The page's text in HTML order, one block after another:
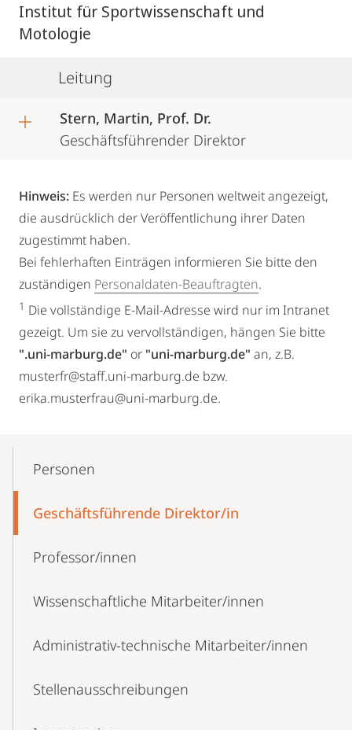
Institut für Sportwissenschaft und
Motologie
Leitung
Stern, Martin, Prof. Dr.
Geschäftsführender Direktor
Hinweis: Es werden nur Personen weltweit angezeigt,
die ausdrücklich der Veröffentlichung ihrer Daten
zugestimmt haben.
Bei fehlerhaften Einträgen informieren Sie bitte den
zuständigen Personaldaten-Beauftragten.
1 Die vollständige E-Mail-Adresse wird nur im Intranet
gezeigt. Um sie zu vervollständigen, hängen Sie bitte
".uni-marburg.de" or "uni-marburg.de" an, z.B.
musterfr@staff.uni-marburg.de bzw.
erika.musterfrau@uni-marburg.de.
NavigationPersonen
Geschäftsführende Direktor/in
Professor/innen
Wissenschaftliche Mitarbeiter/innen
Administrativ-technische Mitarbeiter/innen
Stellenausschreibungen